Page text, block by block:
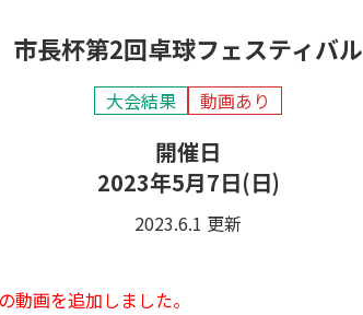
市長杯第2回卓球フェスティバル
大会結果 動画あり
開催日
2023年5月7日(日)
2023.6.1 更新
動画を追加しました。